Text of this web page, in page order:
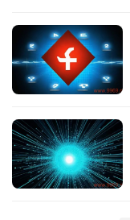
i
u
x
运
维